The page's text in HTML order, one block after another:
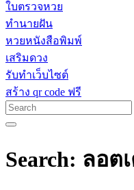
ใบตรวจหวย
ทำนายฝัน
หวยหนังสือพิมพ์
เสริมดวง
รับทำเว็บไซต์
สร้าง qr code ฟรี
Search: ลอต